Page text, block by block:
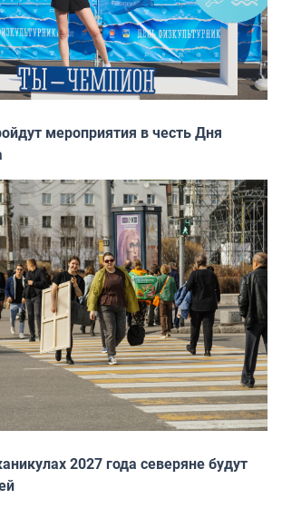
мероприятия в честь Дня
2027 года северяне будут